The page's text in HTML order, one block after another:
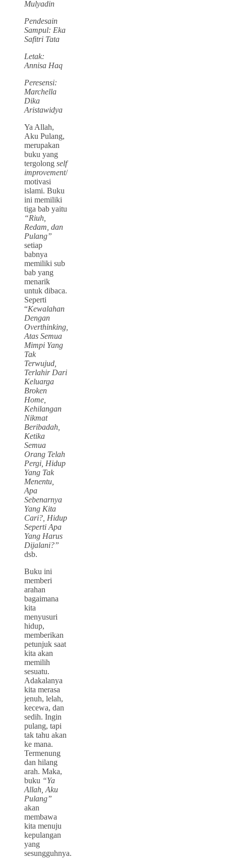
Mulyadin
Pendesain
Sampul: Eka
Safitri Tata
Letak:
Annisa Haq
Peresensi:
Marchella
Dika
Aristawidya
Ya Allah,
Aku Pulang,
merupakan
buku yang
tergolong self
improvement/
motivasi
islami. Buku
ini memiliki
tiga bab yaitu
“Riuh,
Redam, dan
Pulang”
setiap
babnya
memiliki sub
bab yang
menarik
untuk dibaca.
Seperti
“Kewalahan
Dengan
Overthinking,
Atas Semua
Mimpi Yang
Tak
Terwujud,
Terlahir Dari
Keluarga
Broken
Home,
Kehilangan
Nikmat
Beribadah,
Ketika
Semua
Orang Telah
Pergi, Hidup
Yang Tak
Menentu,
Apa
Sebenarnya
Yang Kita
Cari?, Hidup
Seperti Apa
Yang Harus
Dijalani?”
dsb.
Buku ini
memberi
arahan
bagaimana
kita
menyusuri
hidup,
memberikan
petunjuk saat
kita akan
memilih
sesuatu.
Adakalanya
kita merasa
jenuh, lelah,
kecewa, dan
sedih. Ingin
pulang, tapi
tak tahu akan
ke mana.
Termenung
dan hilang
arah. Maka,
buku “Ya
Allah, Aku
Pulang”
akan
membawa
kita menuju
kepulangan
yang
sesungguhnya.